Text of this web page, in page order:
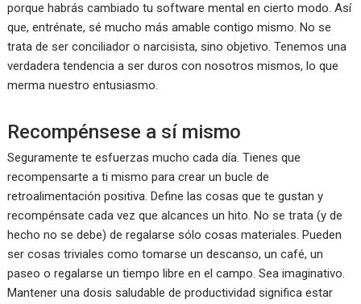
porque habrás cambiado tu software mental en cierto modo. Así
que, entrénate, sé mucho más amable contigo mismo. No se
trata de ser conciliador o narcisista, sino objetivo. Tenemos una
verdadera tendencia a ser duros con nosotros mismos, lo que
merma nuestro entusiasmo.
Recompénsese a sí mismo
Seguramente te esfuerzas mucho cada día. Tienes que
recompensarte a ti mismo para crear un bucle de
retroalimentación positiva. Define las cosas que te gustan y
recompénsate cada vez que alcances un hito. No se trata (y de
hecho no se debe) de regalarse sólo cosas materiales. Pueden
ser cosas triviales como tomarse un descanso, un café, un
paseo o regalarse un tiempo libre en el campo. Sea imaginativo.
Mantener una dosis saludable de productividad significa estar